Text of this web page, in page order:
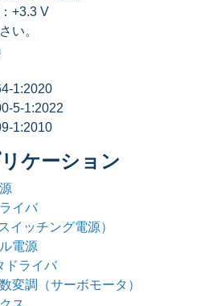
+3.3 V
い。
1:2020
5-1:2022
1:2010
ケーション
イバ
イッチング電源）
電源
ドライバ
変調（サーボモータ）